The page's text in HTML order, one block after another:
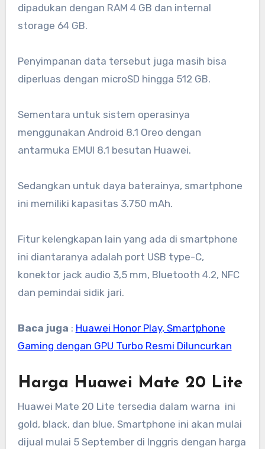
dipadukan dengan RAM 4 GB dan internal
storage 64 GB.
Penyimpanan data tersebut juga masih bisa
diperluas dengan microSD hingga 512 GB.
Sementara untuk sistem operasinya
menggunakan Android 8.1 Oreo dengan
antarmuka EMUI 8.1 besutan Huawei.
Sedangkan untuk daya baterainya, smartphone
ini memiliki kapasitas 3.750 mAh.
Fitur kelengkapan lain yang ada di smartphone
ini diantaranya adalah port USB type-C,
konektor jack audio 3,5 mm, Bluetooth 4.2, NFC
dan pemindai sidik jari.
Baca juga : Huawei Honor Play, Smartphone
Gaming dengan GPU Turbo Resmi Diluncurkan
Harga Huawei Mate 20 Lite
Huawei Mate 20 Lite tersedia dalam warna ini
gold, black, dan blue. Smartphone ini akan mulai
dijual mulai 5 September di Inggris dengan harga